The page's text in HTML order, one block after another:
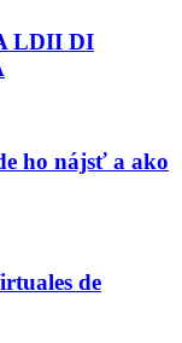
LDII DI
ho nájsť a ako
de